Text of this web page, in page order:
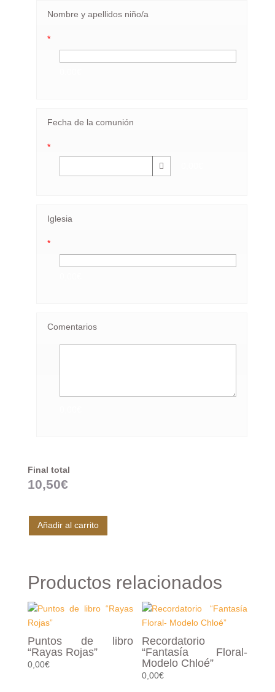
Nombre y apellidos niño/a
*
Fecha de la comunión
*
Iglesia
*
Comentarios
Final total
10,50€
Añadir al carrito
Productos relacionados
Puntos de libro
“Rayas Rojas”
0,00€
Recordatorio
“Fantasía Floral-
Modelo Chloé”
0,00€